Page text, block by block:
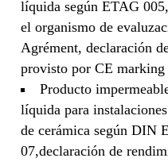
líquida según ETAG
el organismo de
Agrément, declaración
provisto por CE marking
Producto
líquida para
de cerámica según DIN
07,declaración de